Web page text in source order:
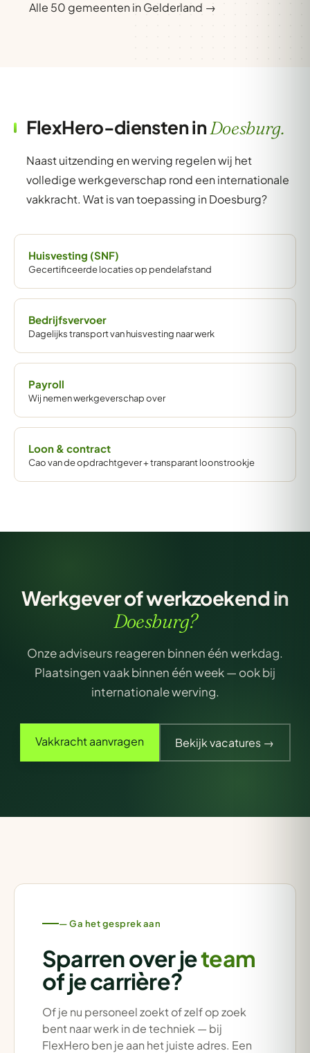
Alle 50 gemeenten in Gelderland →
FlexHero-diensten inDoesburg.
Naast uitzending en werving regelen wij het
volledige werkgeverschap rond een internationale
vakkracht. Wat is van toepassing in Doesburg?
Huisvesting (SNF)
Gecertificeerde locaties op pendelafstand
Bedrijfsvervoer
Dagelijks transport van huisvesting naar werk
Payroll
Wij nemen werkgeverschap over
Loon & contract
Cao van de opdrachtgever + transparant loonstrookje
Werkgever of werkzoekend in
Doesburg?
Onze adviseurs reageren binnen één werkdag.
Plaatsingen vaak binnen één week — ook bij
internationale werving.
Vakkracht aanvragen Bekijk vacatures →
— Ga het gesprek aan
Sparren over jeteam
of je carrière?
Of je nu personeel zoekt of zelf op zoek
bent naar werk in de techniek — bij
FlexHero ben je aan het juiste adres. Een